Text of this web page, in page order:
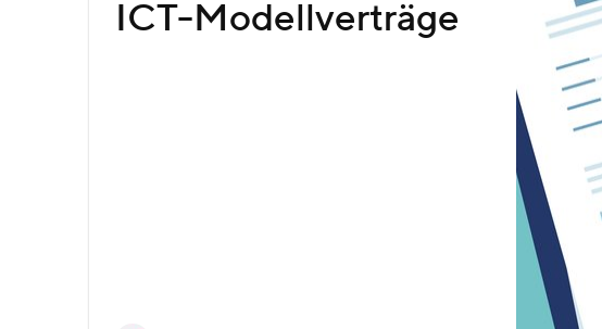
ICT-Modellverträge